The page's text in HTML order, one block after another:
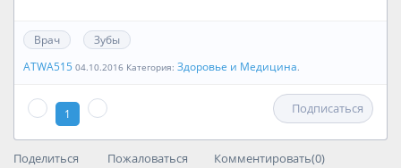
Врач
Зубы
ATWA515 04.10.2016 Категория: Здоровье и Медицина.
1 Подписаться
Поделиться Пожаловаться Комментировать(0)